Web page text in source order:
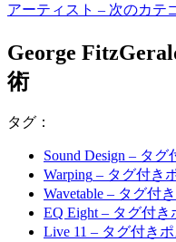
アーティスト – 次のカテ
George
術
タグ：
Sound Design – タグ
Warping – タグ付き
Wavetable – タグ付
EQ Eight– タグ付き
Live 11 – タグ付き